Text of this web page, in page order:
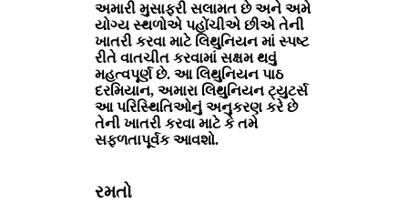
અમારી મુસાફરી સલામત છે અને અમે
યોગ્ય સ્થળોએ પહોંચીએ છીએ તેની
ખાતરી કરવા માટે લિથુનિયન માં સ્પષ્ટ
રીતે વાતચીત કરવામાં સક્ષમ થવું
મહત્વપૂર્ણ છે. આ લિથુનિયન પાઠ
દરમિયાન, અમારા લિથુનિયન ટ્યુટર્સ
આ પરિસ્થિતિઓનું અનુકરણ કરે છે
તેની ખાતરી કરવા માટે કે તમે
સફળતાપૂર્વક આવશો.
રમતો